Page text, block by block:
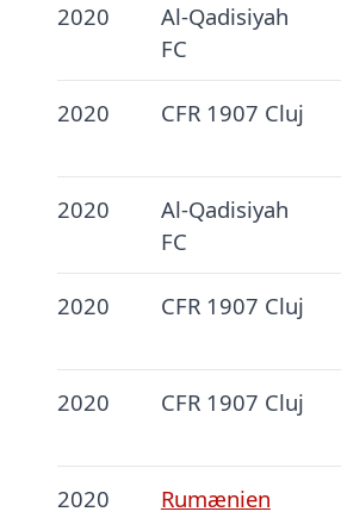
2020
Al-Qadisiyah
FC
2020 CFR 1907 Cluj
2020
Al-Qadisiyah
FC
2020 CFR 1907 Cluj
2020 CFR 1907 Cluj
2020 Rumænien